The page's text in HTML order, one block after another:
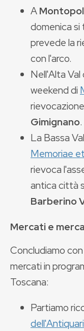
A
domenica si
prevede la
con l'arco.
Nell'Alta Val
weekend di
Gimignano.
La Bassa
Memoriae
rievoca
antica città
Barberino
Mercati e
Concludiamo
mercati in
Toscana:
Partiamo